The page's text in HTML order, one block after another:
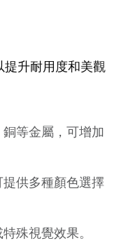
提升耐用度和美觀
銅等金屬，可增加
提供多種顏色選擇
殊視覺效果。